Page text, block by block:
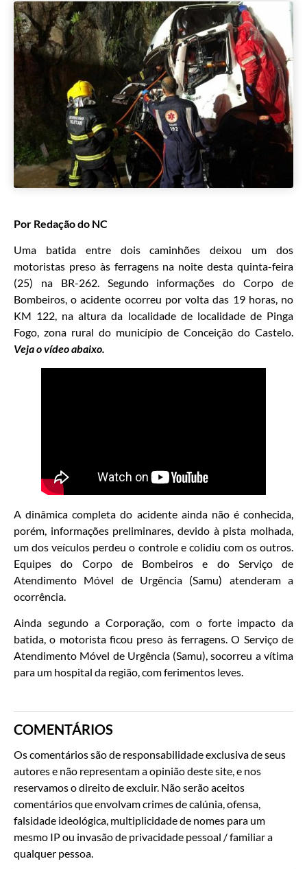
Por Redação do NC
Uma batida entre dois caminhões deixou um dos
motoristas preso às ferragens na noite desta quinta-feira
(25) na BR-262. Segundo informações do Corpo de
Bombeiros, o acidente ocorreu por volta das 19 horas, no
KM 122, na altura da localidade de localidade de Pinga
Fogo, zona rural do município de Conceição do Castelo.
Veja o vídeo abaixo.
A dinâmica completa do acidente ainda não é conhecida,
porém, informações preliminares, devido à pista molhada,
um dos veículos perdeu o controle e colidiu com os outros.
Equipes do Corpo de Bombeiros e do Serviço de
Atendimento Móvel de Urgência (Samu) atenderam a
ocorrência.
Ainda segundo a Corporação, com o forte impacto da
batida, o motorista ficou preso às ferragens. O Serviço de
Atendimento Móvel de Urgência (Samu), socorreu a vítima
para um hospital da região, com ferimentos leves.
COMENTÁRIOS
Os comentários são de responsabilidade exclusiva de seus
autores e não representam a opinião deste site, e nos
reservamos o direito de excluir. Não serão aceitos
comentários que envolvam crimes de calúnia, ofensa,
falsidade ideológica, multiplicidade de nomes para um
mesmo IP ou invasão de privacidade pessoal / familiar a
qualquer pessoa.